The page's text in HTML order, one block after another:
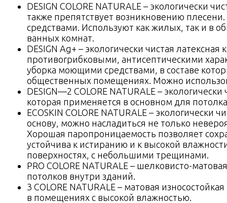
DESIGN COLORE NATURALE – экологически
также препятствует возникновению
средствами. Используют как жилых, так и в
ванных комнат.
DESIGN Ag+ – экологически чистая
противогрибковыми, антисептическими
уборка моющими средствами, в составе
общественных помещениях. Можно
DESIGN—2 COLORE NATURALE –
которая применяется в основном для
ECOSKIN COLORE NATURALE –
основу, можно насладиться не только
Хорошая паропроницаемость позволяет
устойчива к истиранию и к высокой
поверхностях, с небольшими трещинами.
PRO COLORE NATURALE – шелковисто-
потолков внутри зданий.
3 COLORE NATURALE – матовая
в помещениях с высокой влажностью.